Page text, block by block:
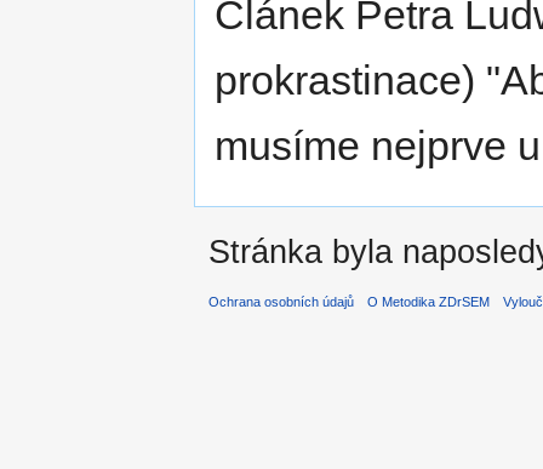
Článek Petra
prokrastinace)
musíme nejprve
Stránka byla
Ochrana osobních údajů O Metodika ZDrSEM